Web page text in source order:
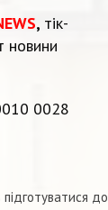
, тік-
новини
0028
до